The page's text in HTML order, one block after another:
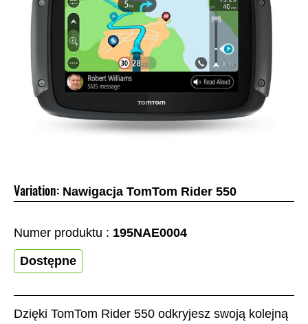
Dzięki TomTom Rider 550 odkryjesz swoją kolejną
Variation: Nawigacja TomTom Rider 550
Numer produktu : 195NAE0004
Dostępne